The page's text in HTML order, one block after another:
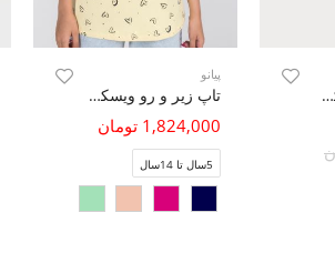
نیم تنه دورس لایکرا آستین بلند
پیانو
تاپ زیر و رو ویسکوز ساده
1,824,000 تومان
5سال تا 14سال